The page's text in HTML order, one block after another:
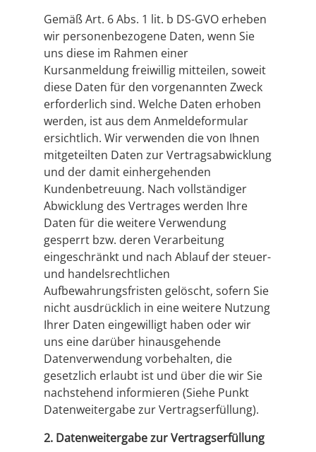
Gemäß Art. 6 Abs. 1 lit. b DS-GVO erheben
wir personenbezogene Daten, wenn Sie
uns diese im Rahmen einer
Kursanmeldung freiwillig mitteilen, soweit
diese Daten für den vorgenannten Zweck
erforderlich sind. Welche Daten erhoben
werden, ist aus dem Anmeldeformular
ersichtlich. Wir verwenden die von Ihnen
mitgeteilten Daten zur Vertragsabwicklung
und der damit einhergehenden
Kundenbetreuung. Nach vollständiger
Abwicklung des Vertrages werden Ihre
Daten für die weitere Verwendung
gesperrt bzw. deren Verarbeitung
eingeschränkt und nach Ablauf der steuer-
und handelsrechtlichen
Aufbewahrungsfristen gelöscht, sofern Sie
nicht ausdrücklich in eine weitere Nutzung
Ihrer Daten eingewilligt haben oder wir
uns eine darüber hinausgehende
Datenverwendung vorbehalten, die
gesetzlich erlaubt ist und über die wir Sie
nachstehend informieren (Siehe Punkt
Datenweitergabe zur Vertragserfüllung).
2. Datenweitergabe zur Vertragserfüllung